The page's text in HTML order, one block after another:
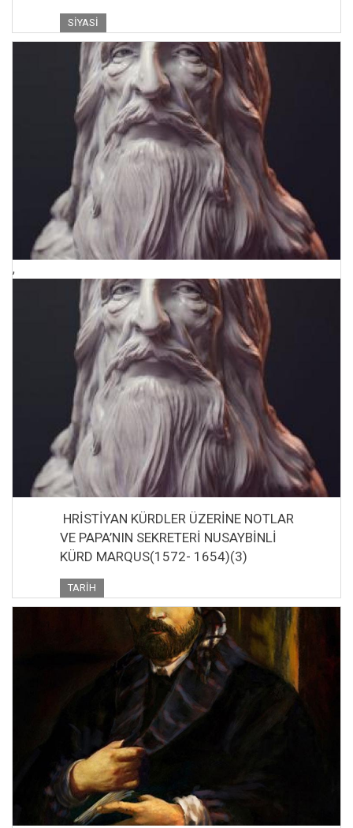
SIYASI
,
HRİSTİYAN KÜRDLER ÜZERİNE NOTLAR
VE PAPA’NIN SEKRETERİ NUSAYBİNLİ
KÜRD MARQUS(1572- 1654)(3)
TARIH